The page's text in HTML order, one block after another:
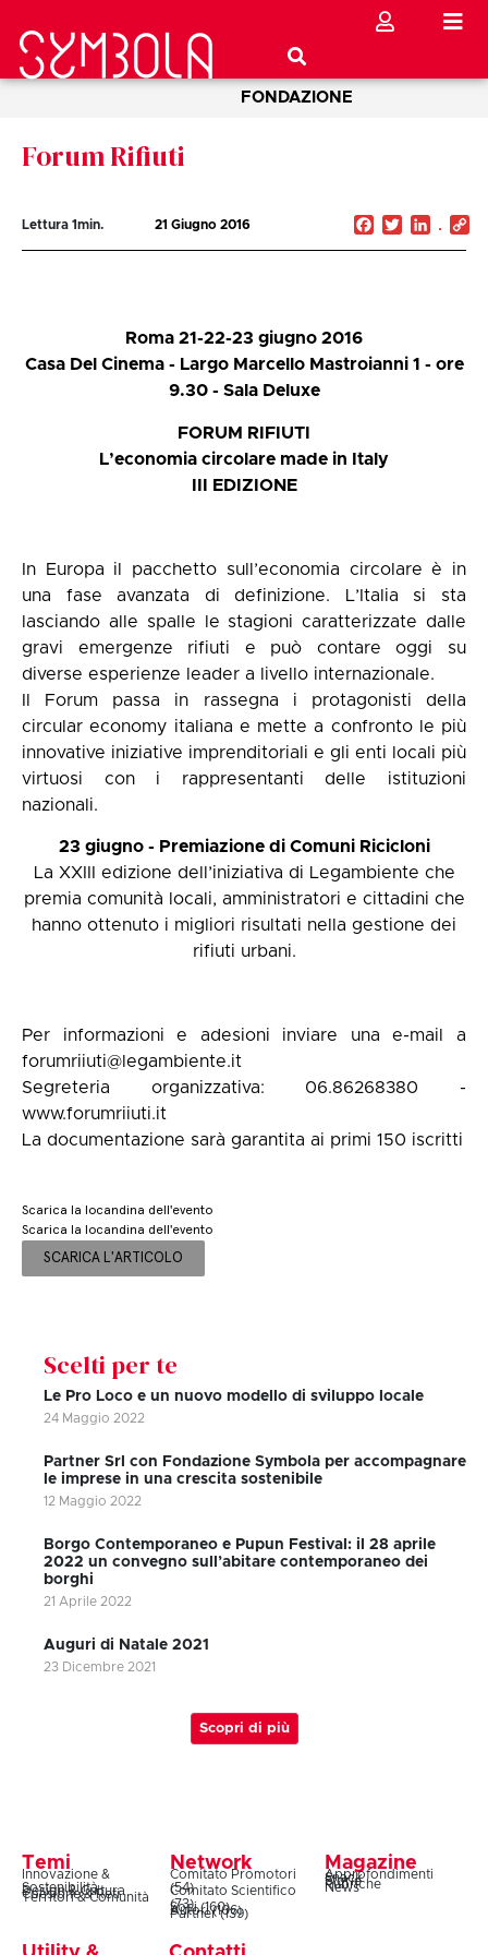
FONDAZIONE
Forum Rifiuti
Lettura 1min. 21 Giugno 2016 Facebook
Twitter
Roma 21-22-23 giugno 2016
Casa Del Cinema - Largo Marcello Mastroianni 1 - ore
9.30 - Sala Deluxe
FORUM RIFIUTI
L’economia circolare made in Italy
III EDIZIONE
In Europa il pacchetto sull’economia circolare è in
una fase avanzata di definizione. L’Italia si sta
lasciando alle spalle le stagioni caratterizzate dalle
gravi emergenze rifiuti e può contare oggi su
diverse esperienze leader a livello internazionale.
Il Forum passa in rassegna i protagonisti della
circular economy italiana e mette a confronto le più
innovative iniziative imprenditoriali e gli enti locali più
virtuosi con i rappresentanti delle istituzioni
nazionali.
23 giugno - Premiazione di Comuni Ricicloni
La XXIII edizione dell’iniziativa di Legambiente che
premia comunità locali, amministratori e cittadini che
hanno ottenuto i migliori risultati nella gestione dei
rifiuti urbani.
Per informazioni e adesioni inviare una e-mail a
forumriiuti@legambiente.it
Segreteria organizzativa: 06.86268380 -
www.forumriiuti.it
La documentazione sarà garantita ai primi 150 iscritti
Scarica la locandina dell'evento
Scarica la locandina dell'evento
SCARICA L'ARTICOLO
Scelti per te
Le Pro Loco e un nuovo modello di sviluppo locale
24 Maggio 2022
Partner Srl con Fondazione Symbola per accompagnare
le imprese in una crescita sostenibile
12 Maggio 2022
Borgo Contemporaneo e Pupun Festival: il 28 aprile
2022 un convegno sull’abitare contemporaneo dei
borghi
21 Aprile 2022
Auguri di Natale 2021
23 Dicembre 2021
Scopri di più
Temi
Innovazione &
Sostenibilità
Design & Cultura
Coesione & Reti
Territori & Comunità
Network
Comitato Promotori
(54)
Comitato Scientifico
(73)
Soci (160)
Autori (106)
Partner (139)
Magazine
Approfondimenti
Snack
Storie
Rubriche
News